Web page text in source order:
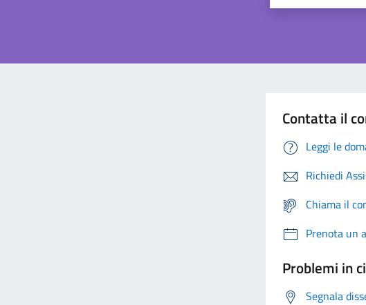
Contatta il
Leggi le
Richiedi
Chiama il
Prenota un
Problemi in
Segnala